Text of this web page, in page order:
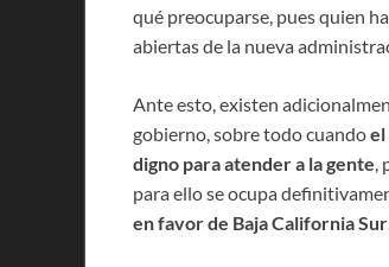
qué preocuparse, pues quien
abiertas de la nueva
Ante esto, existen
gobierno, sobre todo cuandoel
digno para atender a la gente
para ello se ocupa
en favor de Baja California Sur